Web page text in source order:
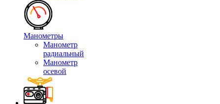
Манометры
Манометр
радиальный
Манометр
осевой